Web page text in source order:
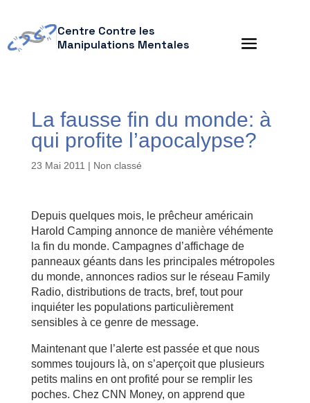
Centre Contre les
Manipulations Mentales
La fausse fin du monde: à
qui profite l’apocalypse?
23 Mai 2011 | Non classé
Depuis quelques mois, le prêcheur américain
Harold Camping annonce de manière véhémente
la fin du monde. Campagnes d’affichage de
panneaux géants dans les principales métropoles
du monde, annonces radios sur le réseau Family
Radio, distributions de tracts, bref, tout pour
inquiéter les populations particulièrement
sensibles à ce genre de message.
Maintenant que l’alerte est passée et que nous
sommes toujours là, on s’aperçoit que plusieurs
petits malins en ont profité pour se remplir les
poches. Chez CNN Money, on apprend que